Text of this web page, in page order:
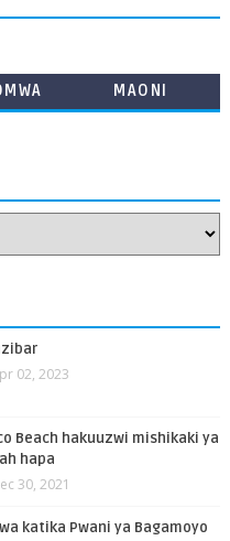
MAONI
02, 2023
Beach hakuuzwi mishikaki ya
hapa
30, 2021
katika Pwani ya Bagamoyo